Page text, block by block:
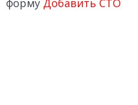
форму Добавить СТО